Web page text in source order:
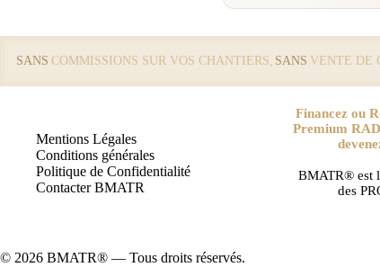
SANS COMMISSIONS SUR VOS CHANTIERS, SANS VENTE DE
Mentions Légales
Conditions générales
Politique de Confidentialité
Contacter BMATR
Financez ou
Premium
BMATR® est
des
© 2026 BMATR® — Tous droits réservés.